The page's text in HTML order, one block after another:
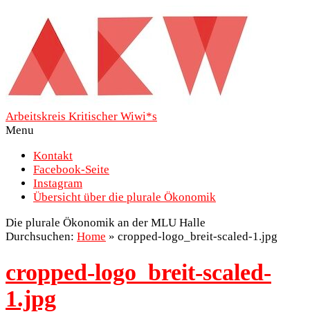
Arbeitskreis Kritischer Wiwi*s
Menu
Kontakt
Facebook-Seite
Instagram
Übersicht über die plurale Ökonomik
Die plurale Ökonomik an der MLU Halle
Durchsuchen: Home » cropped-logo_breit-scaled-1.jpg
cropped-logo_breit-scaled-
1.jpg